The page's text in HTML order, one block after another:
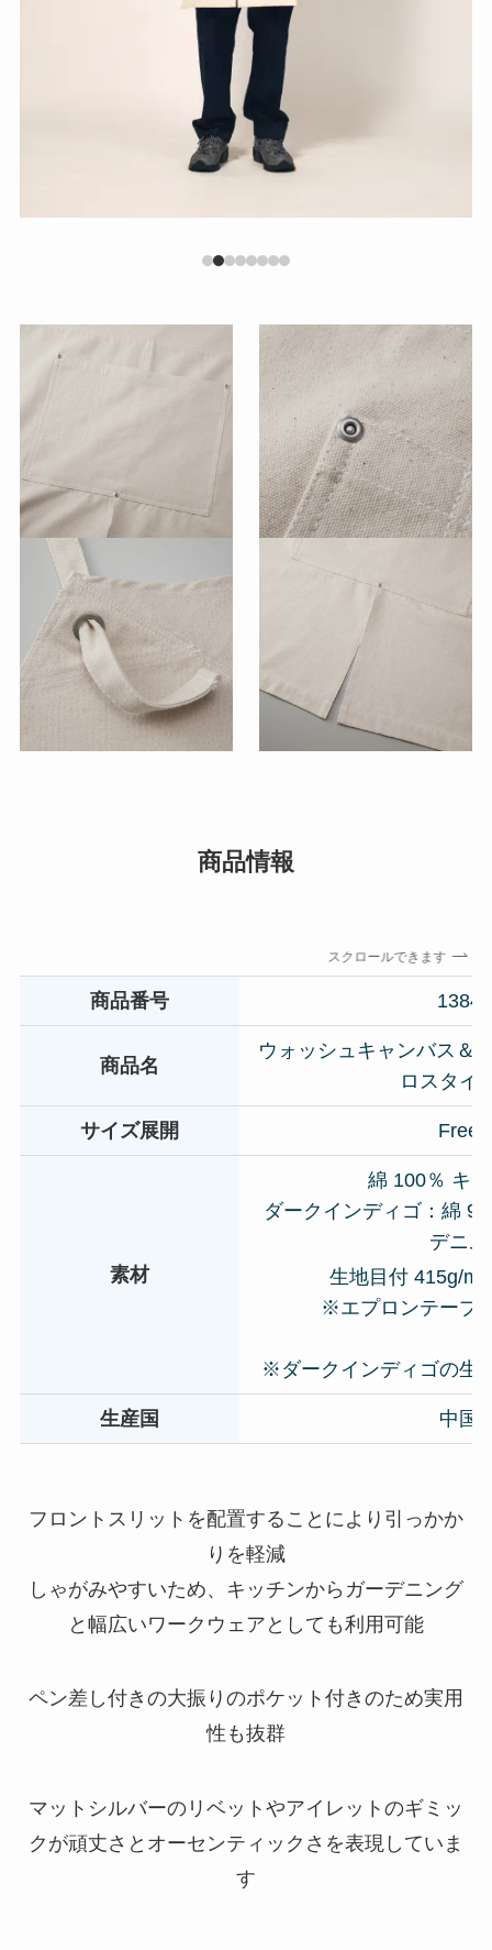
商品情報
スクロールできます
商品番号 1384
商品名
ウォッシュキャンバス＆
ロスタイ
サイズ展開 Free
素材
綿 100％ キ
ダークインディゴ：綿
デニム
生地目付 415g/m
※エプロンテープ
※ダークインディゴの生
生産国 中国
フロントスリットを配置することにより引っかか
りを軽減
しゃがみやすいため、キッチンからガーデニング
と幅広いワークウェアとしても利用可能
ペン差し付きの大振りのポケット付きのため実用
性も抜群
マットシルバーのリベットやアイレットのギミッ
クが頑丈さとオーセンティックさを表現していま
す